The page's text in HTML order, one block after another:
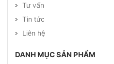
Tư vấn
Tin tức
Liên hệ
DANH MỤC SẢN PHẨM